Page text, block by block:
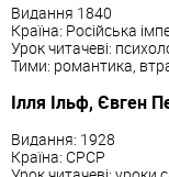
Видання 1840
Країна: Російська
Урок читачеві:
Тими: романтика,
Ілля Ільф, Євген
Видання: 1928
Країна: СРСР